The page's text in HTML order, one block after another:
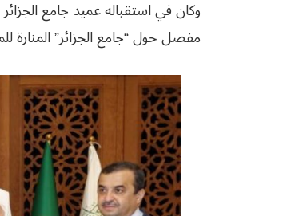
وكان في استقباله عميد جامع
مفصل حول “جامع الجزائر” المنارة